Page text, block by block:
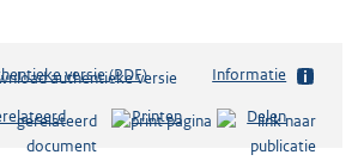
versie (PDF)b
s
Informatie
Printen Delen